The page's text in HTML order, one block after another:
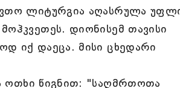
ლიტურგია აღასრულა
დიონისემ თავისი
იქ დაეცა. მისი ცხედარი
ოთხი წიგნით: "საღმრთოთა